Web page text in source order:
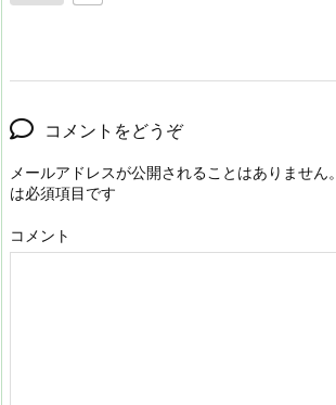
コメントをどうぞ
メールアドレスが公開されることはありません。
は必須項目です
コメント